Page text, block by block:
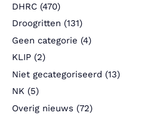
DHRC (470)
Droogritten (131)
Geen categorie (4)
KLIP (2)
Niet gecategoriseerd (13)
NK (5)
Overig nieuws (72)